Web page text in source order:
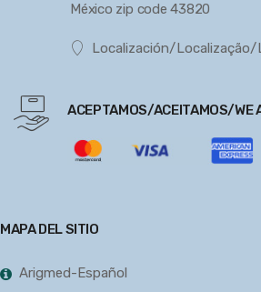
México zip code 43820
Localización/
ACEPTAMOS/ACEITAMOS/WE
MAPA DEL SITIO
Arigmed-Español